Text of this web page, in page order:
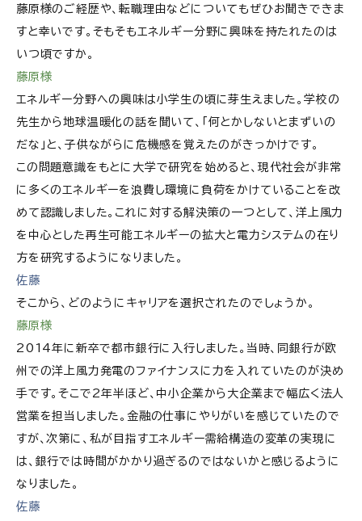
藤原様のご経歴や、転職理由などについてもぜひお聞きできま
すと幸いです。そもそもエネルギー分野に興味を持たれたのは
いつ頃ですか。
藤原様
エネルギー分野への興味は小学生の頃に芽生えました。学校の
先生から地球温暖化の話を聞いて、「何とかしないとまずいの
だな」と、子供ながらに危機感を覚えたのがきっかけです。
この問題意識をもとに大学で研究を始めると、現代社会が非常
に多くのエネルギーを浪費し環境に負荷をかけていることを改
めて認識しました。これに対する解決策の一つとして、洋上風力
を中心とした再生可能エネルギーの拡大と電力システムの在り
方を研究するようになりました。
佐藤
そこから、どのようにキャリアを選択されたのでしょうか。
藤原様
2014年に新卒で都市銀行に入行しました。当時、同銀行が欧
州での洋上風力発電のファイナンスに力を入れていたのが決め
手です。そこで2年半ほど、中小企業から大企業まで幅広く法人
営業を担当しました。金融の仕事にやりがいを感じていたので
すが、次第に、私が目指すエネルギー需給構造の変革の実現に
は、銀行では時間がかかり過ぎるのではないかと感じるように
なりました。
佐藤